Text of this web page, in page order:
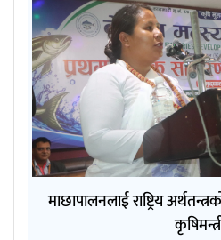
माछापालनलाई राष्ट्रिय